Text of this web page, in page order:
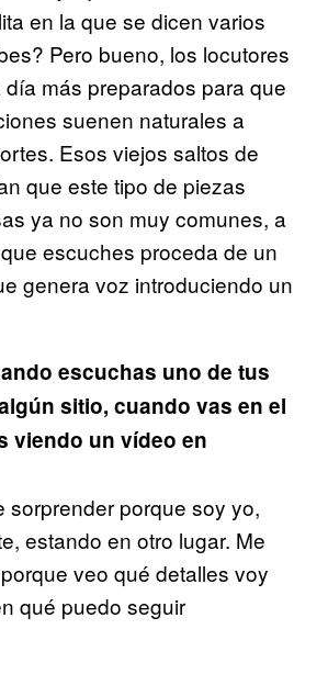
en la que se dicen varios
Pero bueno, los locutores
más preparados para que
suenen naturales a
Esos viejos saltos de
que este tipo de piezas
ya no son muy comunes, a
escuches proceda de un
genera voz introduciendo un
escuchas uno de tus
sitio, cuando vas en el
viendo un vídeo en
sorprender porque soy yo,
estando en otro lugar. Me
veo qué detalles voy
qué puedo seguir